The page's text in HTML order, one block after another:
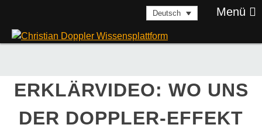
content
Deutsch Menü
ERKLÄRVIDEO: WO UNS
DER DOPPLER-EFFEKT